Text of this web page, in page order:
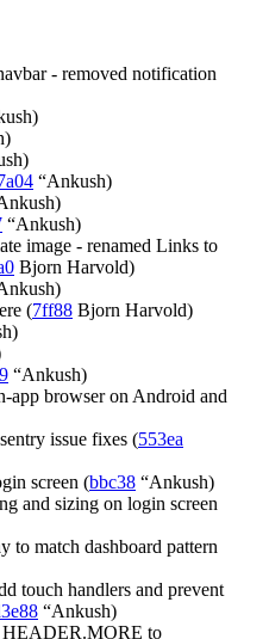
- removed notification
“Ankush)
“Ankush)
image - renamed Links to
Bjorn Harvold)
(7ff88 Bjorn Harvold)
“Ankush)
browser on Android and
issue fixes (553ea
screen (bbc38 “Ankush)
and sizing on login screen
to match dashboard pattern
touch handlers and prevent
“Ankush)
HEADER.MORE to